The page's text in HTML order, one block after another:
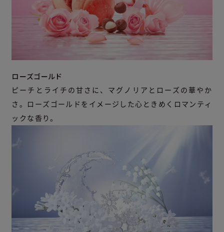
ローズゴールド
ピーチとライチの甘さに、マグノリアとローズの華やか
さ。ローズゴールドをイメージした心ときめくロマンティ
ックな香り。